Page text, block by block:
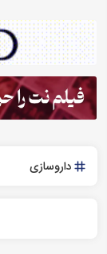
داروسازی